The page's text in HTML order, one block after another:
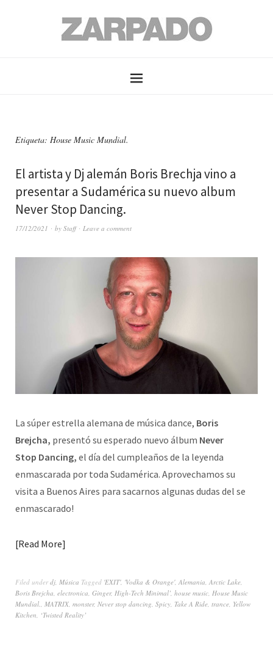
Etiqueta: House Music Mundial.
El artista y Dj alemán Boris Brechja vino a
presentar a Sudamérica su nuevo album
Never Stop Dancing.
17/12/2021 by Staff Leave a comment
La súper estrella alemana de música dance, Boris
Brejcha, presentó su esperado nuevo álbum Never
Stop Dancing, el día del cumpleaños de la leyenda
enmascarada por toda Sudamérica. Aprovechamos su
visita a Buenos Aires para sacarnos algunas dudas del se
enmascarado!
Read More
Filed underdj Música Tagged 'EXIT', 'Vodka & Orange', Alemania Arctic Lake
Boris Brejcha electronica Ginger, High-Tech Minimal’ house music House Music
Mundial.
MATRIX monster, Never stop dancing Spicy Take A Ride trance Yellow
Kitchen ‘Twisted Reality’